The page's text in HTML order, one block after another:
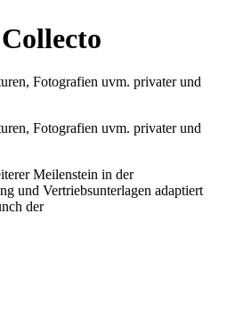
Fotografien uvm. privater und
Fotografien uvm. privater und
Meilenstein in der
und Vertriebsunterlagen adaptiert
der